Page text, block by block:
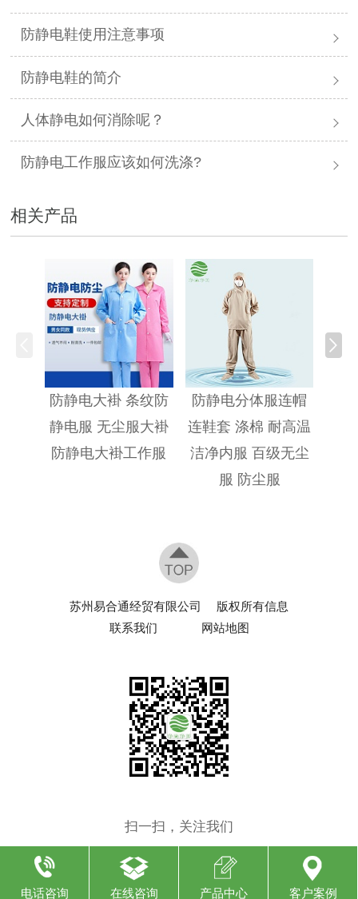
防静电鞋使用注意事项
防静电鞋的简介
人体静电如何消除呢？
防静电工作服应该如何洗涤?
相关产品
防静电大褂 条纹防
静电服 无尘服大褂
防静电大褂工作服
防静电分体服连帽
连鞋套 涤棉 耐高温
洁净内服 百级无尘
服 防尘服
防
苏州易合通经贸有限公司
版权所有信息
联系我们
网站地图
扫一扫，关注我们
电话咨询 在线咨询 产品中心 客户案例